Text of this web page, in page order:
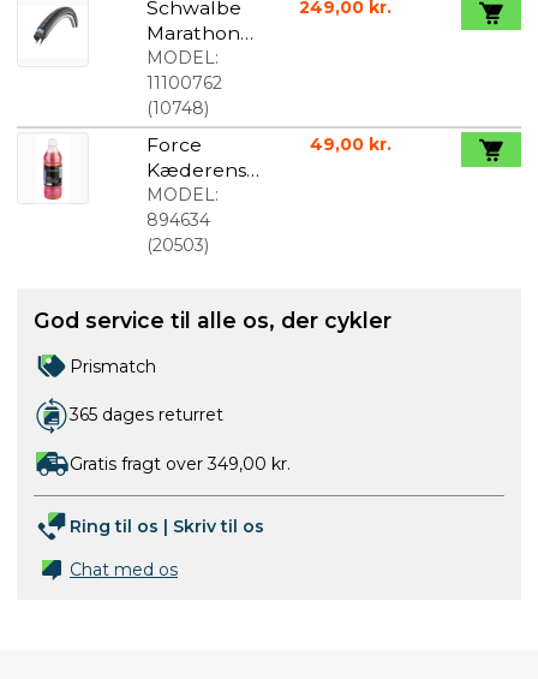
Schwalbe
Marathon
Plus "New
Flatless"
26x1.75 (47-
559)
MODEL:
11100762
(10748)
249,00 kr.
Force
Kæderens
500 ml
MODEL:
894634
(20503)
49,00 kr.
God service til alle os, der cykler
Prismatch
365 dages returret
Gratis fragt over 349,00 kr.
Ring til os | Skriv til os
Chat med os